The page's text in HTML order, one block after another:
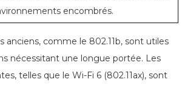
encombrés.
anciens, comme le 802.11b, sont utiles
nécessitant une longue portée. Les
telles que le Wi-Fi 6 (802.11ax), sont